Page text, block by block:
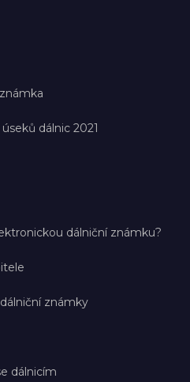
dálnic 2021
dálniční známku?
známky
dálnicím